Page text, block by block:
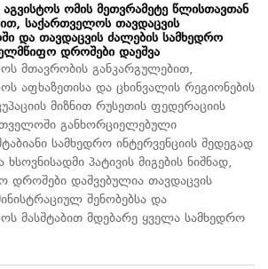
ომის მეთვრამეტე წლისთავთან
საქართველოს თავდაცვის
და თავდაცვის ძალების სამხედრო
დროშები დაეშვა
მთავრობის განკარგულებით,
აფხაზეთისა და ცხინვალის რეგიონების
მიზნით რუსეთის ფედერაციის
განხორციელებული
სამხედრო ინტერვენციის შედეგად
პატივის მიგების ნიშნად,
დროშები დაშვებულია თავდაცვის
შენობებსა და
მასშტაბით მდებარე ყველა სამხედრო